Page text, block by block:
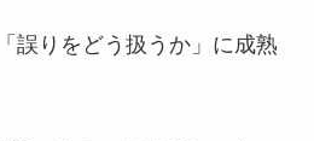
誤りをどう扱うか」に成熟